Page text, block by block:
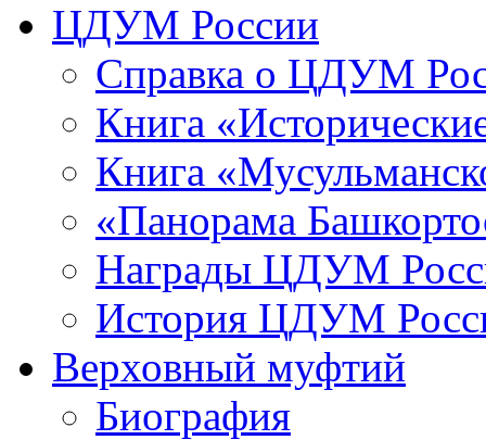
ЦДУМ России
Справка о ЦДУМ
Книга
Книга
«Панорама
Награды ЦДУМ
История ЦДУМ
Верховный муфтий
Биография